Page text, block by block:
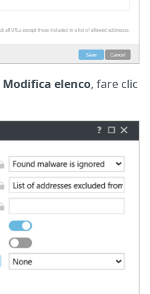
Modifica elenco, fare clic